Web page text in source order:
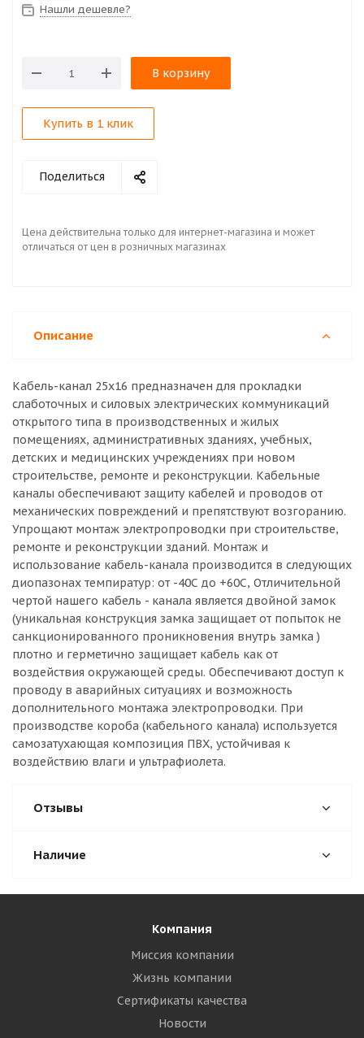
Нашли дешевле?
В корзину
Купить в 1 клик
Поделиться
Цена действительна только для интернет-магазина и может
отличаться от цен в розничных магазинах
Описание
Кабель-канал 25х16 предназначен для прокладки
слаботочных и силовых электрических коммуникаций
открытого типа в производственных и жилых
помещениях, административных зданиях, учебных,
детских и медицинских учреждениях при новом
строительстве, ремонте и реконструкции. Кабельные
каналы обеспечивают защиту кабелей и проводов от
механических повреждений и препятствуют возгоранию.
Упрощают монтаж электропроводки при строительстве,
ремонте и реконструкции зданий. Монтаж и
использование кабель-канала производится в следующих
диопазонах темпиратур: от -40С до +60С, Отличительной
чертой нашего кабель - канала является двойной замок
(уникальная конструкция замка защищает от попыток не
санкционированного проникновения внутрь замка )
плотно и герметично защищает кабель как от
воздействия окружающей среды. Обеспечивают доступ к
проводу в аварийных ситуациях и возможность
дополнительного монтажа электропроводки. При
производстве короба (кабельного канала) используется
самозатухающая композиция ПВХ, устойчивая к
воздействию влаги и ультрафиолета.
Отзывы
Наличие
Компания
Миссия компании
Жизнь компании
Сертификаты качества
Новости